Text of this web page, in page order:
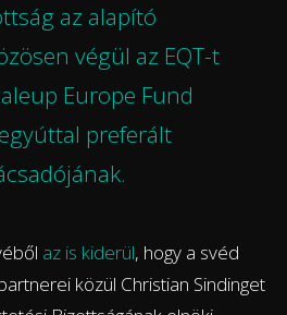
az alapító
végül az EQT-t
Europe Fund
preferált
az is kiderül, hogy a svéd
közül Christian Sindinget